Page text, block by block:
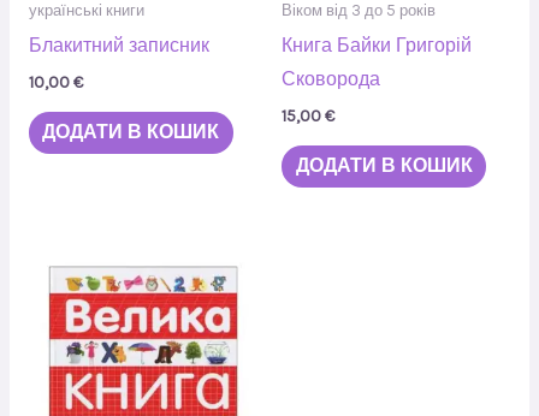
українські книги
Блакитний записник
10,00€
ДОДАТИ В КОШИК
Віком від 3 до 5 років
Книга Байки Григорій
Сковорода
15,00€
ДОДАТИ В КОШИК